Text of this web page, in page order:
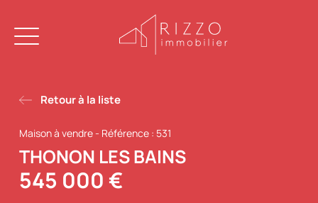
Retour à la liste
Maison à vendre- Référence : 531
THONON LES BAINS
545 000 €